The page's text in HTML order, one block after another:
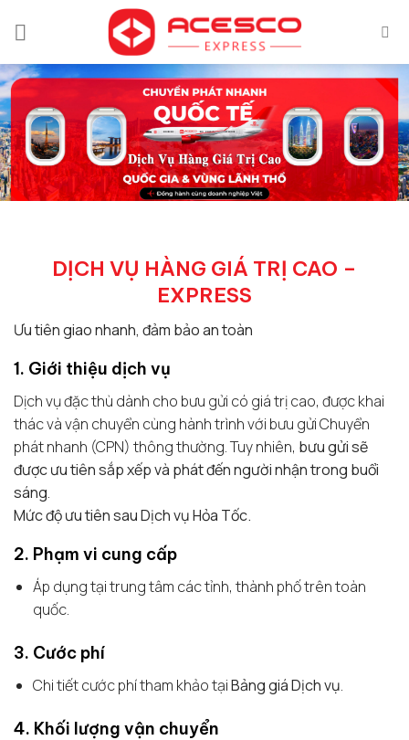
qua
dung
DỊCH VỤ HÀNG GIÁ TRỊ CAO –
EXPRESS
Ưu tiên giao nhanh, đảm bảo an toàn
1. Giới thiệu dịch vụ
Dịch vụ đặc thù dành cho bưu gửi có giá trị cao, được khai
thác và vận chuyển cùng hành trình với bưu gửi Chuyển
phát nhanh (CPN) thông thường. Tuy nhiên, bưu gửi sẽ
được ưu tiên sắp xếp và phát đến người nhận trong buổi
sáng.
Mức độ ưu tiên sau Dịch vụ Hỏa Tốc.
2. Phạm vi cung cấp
Áp dụng tại trung tâm các tỉnh, thành phố trên toàn
quốc.
3. Cước phí
Chi tiết cước phí tham khảo tạiBảng giá Dịch vụ.
4. Khối lượng vận chuyển